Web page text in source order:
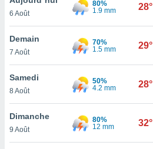
et
»,
au
vous
qu'ils
ou
6 Août
80%
1.9 mm
28°
Demain
7 Août
70%
1.5 mm
29°
Samedi
8 Août
50%
4.2 mm
28°
Dimanche
9 Août
80%
12 mm
32°